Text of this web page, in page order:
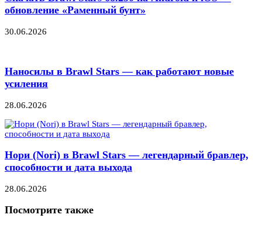
обновление «Раменный бунт»
30.06.2026
Наносилы в Brawl Stars — как работают новые
усиления
28.06.2026
Нори (Nori) в Brawl Stars — легендарный бравлер,
способности и дата выхода
28.06.2026
Посмотрите также